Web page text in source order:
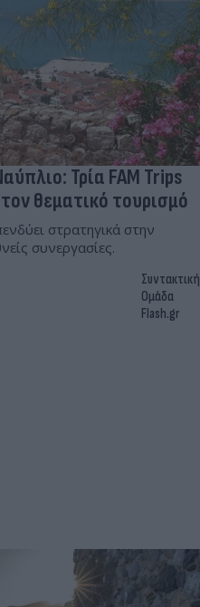
Τρία FAM Trips
θεματικό τουρισμό
στρατηγικά στην
συνεργασίες.
Συντακτική
Ομάδα
Flash.gr